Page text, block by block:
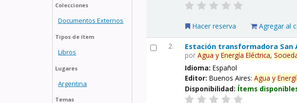
Colecciones
Documentos Externos
Tipos de ítem
Libros
Lugares
Argentina
Temas
Hacer reserva Agregar al
2. Estación transformadora San
porAgua y Energía Eléctrica,
Idioma:Español
Editor:Buenos Aires:Agua y
Disponibilidad: Ítems